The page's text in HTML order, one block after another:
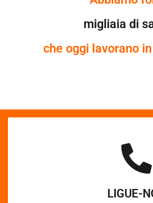
migliaia di
che oggi lavorano
LIGUE-